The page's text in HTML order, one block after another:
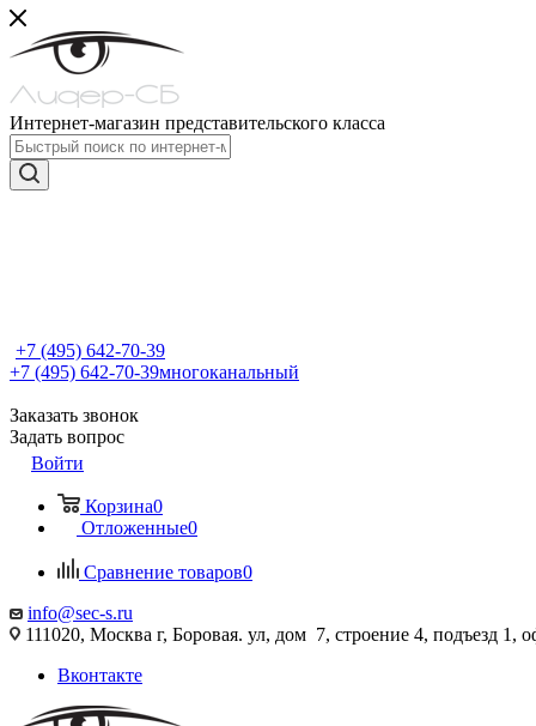
Интернет-магазин представительского класса
+7 (495) 642-70-39
+7 (495) 642-70-39многоканальный
Заказать звонок
Задать вопрос
Войти
Корзина0
Отложенные0
Сравнение товаров0
info@sec-s.ru
111020, Москва г, Боровая. ул, дом 7, строение 4, подъезд 1,
Вконтакте